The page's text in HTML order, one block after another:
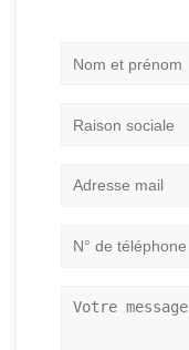
Nom
Raison
Adresse
N°
Votre